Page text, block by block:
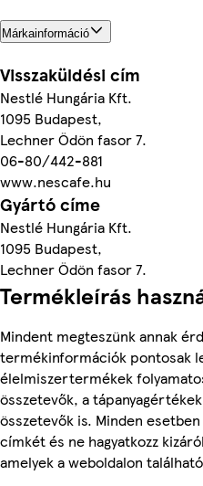
Márkainformáció
Visszaküldési cím
Nestlé Hungária Kft.
1095 Budapest,
Lechner Ödön fasor 7.
06-80/442-881
www.nescafe.hu
Gyártó címe
Nestlé Hungária Kft.
1095 Budapest,
Lechner Ödön fasor 7.
Termékleírás
Mindent megteszünk annak
termékinformációk pontosak
élelmiszertermékek
összetevők, a
összetevők is. Minden
címkét és ne hagyatkozz
amelyek a weboldalon